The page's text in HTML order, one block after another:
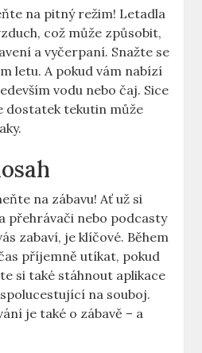
na pitný režim! Letadla
což může způsobit,
a vyčerpaní. Snažte se
letu. A pokud vám nabízí
vodu nebo čaj. Sice
dostatek tekutin může
na zábavu! Ať už si
přehrávači nebo podcasty
zabaví, je klíčové. Během
příjemně utíkat, pokud
si také stáhnout aplikace
na souboj.
je také o zábavě – a